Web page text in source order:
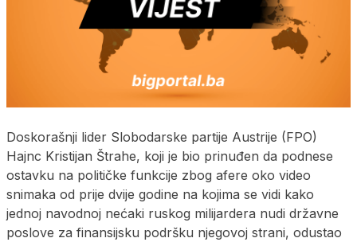
Doskorašnji lider Slobodarske partije Austrije (FPO)
Hajnc Kristijan Štrahe, koji je bio prinuđen da podnese
ostavku na političke funkcije zbog afere oko video
snimaka od prije dvije godine na kojima se vidi kako
jednoj navodnoj nećaki ruskog milijardera nudi državne
poslove za finansijsku podršku njegovoj strani, odustao